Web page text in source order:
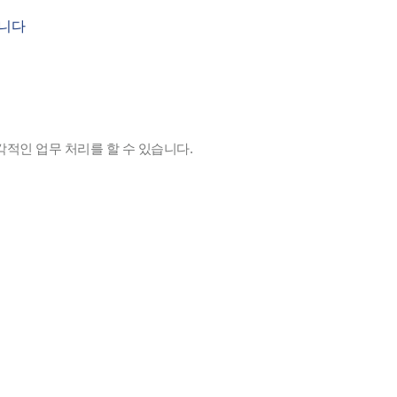
다
인 업무 처리를 할 수 있습니다.